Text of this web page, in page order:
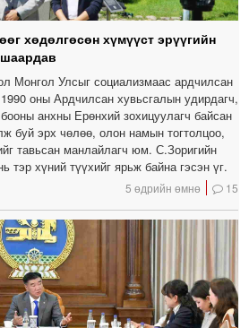
хөдөлгөсөн хүмүүст эрүүгийн
Монгол Улсыг социализмаас ардчилсан
оны Ардчилсан хувьсгалын удирдагч,
анхны Ерөнхий зохицуулагч байсан
буй эрх чөлөө, олон намын тогтолцоо,
тавьсан манлайлагч юм. С.Зоригийн
тэр хүний түүхийг ярьж байна гэсэн үг.
5 өдрийн өмнө 15